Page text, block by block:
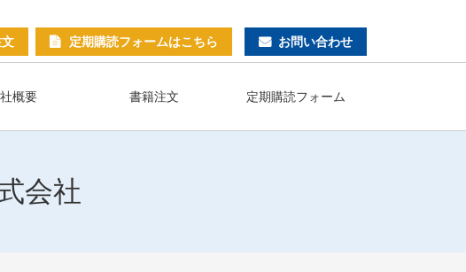
定期購読フォームはこちら お問い合わせ
概要 書籍注文 定期購読フォーム
会社